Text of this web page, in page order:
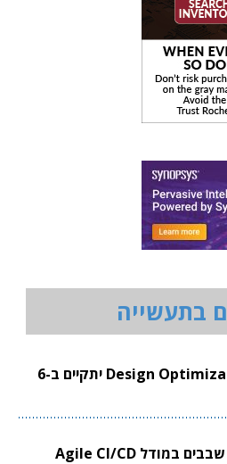
בתעשייה
וובינר סינופסיס ל-Design Optimization יתקיים ב-6
וובינר סינופסיס לתכנון שבבים במודל Agile CI/CD